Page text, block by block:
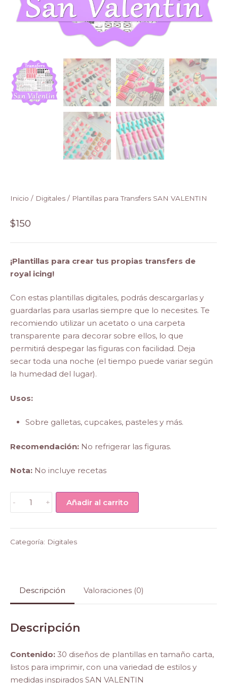
Inicio / Digitales / Plantillas para Transfers SAN VALENTIN
$150
¡Plantillas para crear tus propias transfers de
royal icing!
Con estas plantillas digitales, podrás descargarlas y
guardarlas para usarlas siempre que lo necesites. Te
recomiendo utilizar un acetato o una carpeta
transparente para decorar sobre ellos, lo que
permitirá despegar las figuras con facilidad. Deja
secar toda una noche (el tiempo puede variar según
la humedad del lugar).
Usos:
Sobre galletas, cupcakes, pasteles y más.
Recomendación: No refrigerar las figuras.
Nota: No incluye recetas
Plantillas
para
VALENTIN
- + Añadir al carrito
Categoría: Digitales
Descripción Valoraciones (0)
Descripción
Contenido: 30 diseños de plantillas en tamaño carta,
listos para imprimir, con una variedad de estilos y
medidas inspirados SAN VALENTIN